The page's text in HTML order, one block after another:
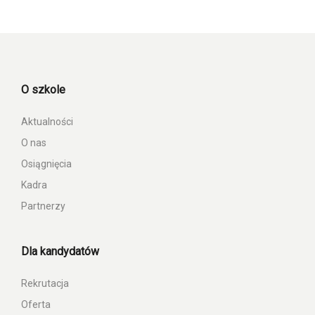
O szkole
Aktualności
O nas
Osiągnięcia
Kadra
Partnerzy
Dla kandydatów
Rekrutacja
Oferta